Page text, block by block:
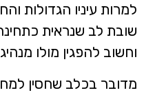
עיניו הגדולות
לב שנראית כתחינה,
להפגין מולו
בכלב שחסין